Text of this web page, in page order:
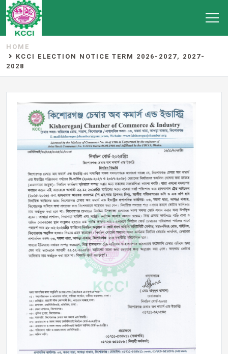
HOME
KCCI ELECTION NOTICE TERM 2026-2027, 2027-
2028